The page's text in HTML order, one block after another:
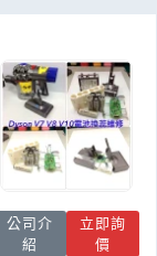
公司介
紹
立即詢
價